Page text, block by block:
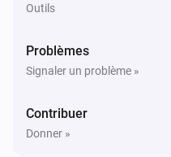
Outils
Problèmes
Signaler un problème »
Contribuer
Donner »